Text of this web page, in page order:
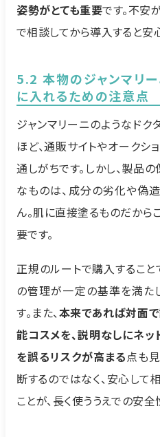
姿勢がとても重要です。不安
で相談してから導入すると安
5.2 本物のジャンマリ
に入れるための注意点
ジャンマリーニのようなド
ほど、通販サイトやオーク
通しがちです。しかし、製品
なものは、成分の劣化や偽
ん。肌に直接塗るものだか
要です。
正規のルートで購入すること
の管理が一定の基準を満た
す。また、本来であれば対面
能コスメを、説明なしにネッ
を誤るリスクが高まる点も
断するのではなく、安心して
ことが、長く使ううえでの安